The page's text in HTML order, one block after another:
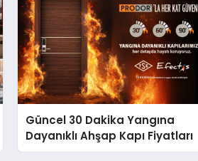
Güncel 30 Dakika Yangına
Dayanıklı Ahşap Kapı Fiyatları